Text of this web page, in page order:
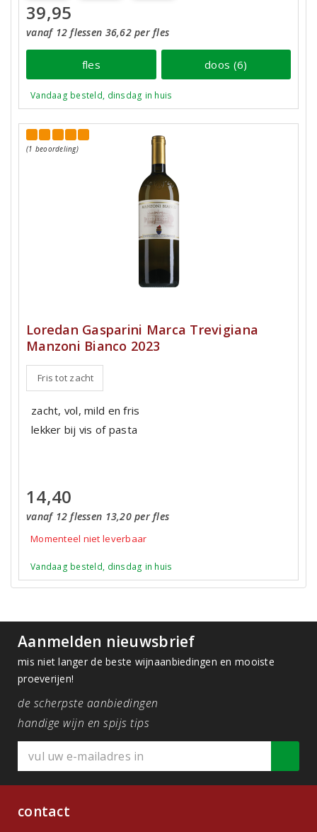
39,95
vanaf 12 flessen 36,62 per fles
fles doos (6)
Vandaag besteld, dinsdag in huis
(1 beoordeling)
Loredan Gasparini Marca Trevigiana
Manzoni Bianco 2023
Fris tot zacht
zacht, vol, mild en fris
lekker bij vis of pasta
14,40
vanaf 12 flessen 13,20 per fles
Momenteel niet leverbaar
Vandaag besteld, dinsdag in huis
Aanmelden nieuwsbrief
mis niet langer de beste wijnaanbiedingen en mooiste
proeverijen!
de scherpste aanbiedingen
handige wijn en spijs tips
contact